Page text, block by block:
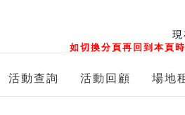
如切換分頁再回到本頁
活動查詢 活動回顧 場地